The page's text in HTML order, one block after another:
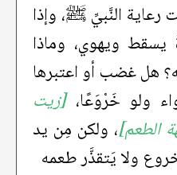
النَّبيِّ ﷺ، وإذا
ويهوي، وماذا
هل غضب أو اعتبرها
ولو خَرْوَعًا،[زيت
الطعم]، ولكن مِن يد
ولا يَتقذَّر طعمه